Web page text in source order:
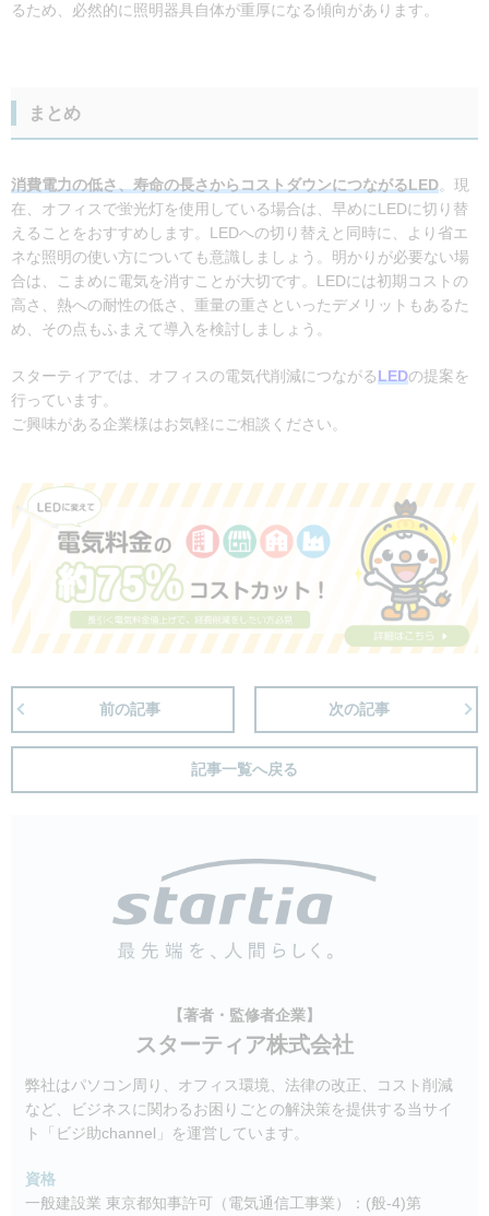
るため、必然的に照明器具自体が重厚になる傾向があります。
まとめ
消費電力の低さ、寿命の長さからコストダウンにつながるLED。現
在、オフィスで蛍光灯を使用している場合は、早めにLEDに切り替
えることをおすすめします。LEDへの切り替えと同時に、より省エ
ネな照明の使い方についても意識しましょう。明かりが必要ない場
合は、こまめに電気を消すことが大切です。LEDには初期コストの
高さ、熱への耐性の低さ、重量の重さといったデメリットもあるた
め、その点もふまえて導入を検討しましょう。
スターティアでは、オフィスの電気代削減につながるLEDの提案を
行っています。
ご興味がある企業様はお気軽にご相談ください。
前の記事
記事一覧へ戻る
次の記事
【著者・監修者企業】
スターティア株式会社
弊社はパソコン周り、オフィス環境、法律の改正、コスト削減
など、ビジネスに関わるお困りごとの解決策を提供する当サイ
ト「ビジ助channel」を運営しています。
資格
一般建設業 東京都知事許可（電気通信工事業）：(般-4)第